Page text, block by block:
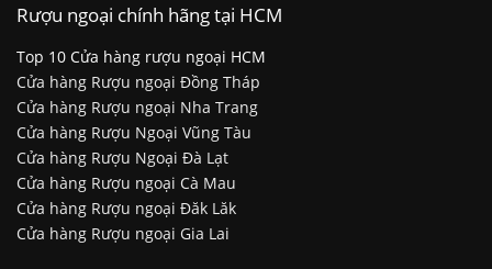
Rượu ngoại chính hãng tại HCM
Top 10 Cửa hàng rượu ngoại HCM
Cửa hàng Rượu ngoại Đồng Tháp
Cửa hàng Rượu ngoại Nha Trang
Cửa hàng Rượu Ngoại Vũng Tàu
Cửa hàng Rượu Ngoại Đà Lạt
Cửa hàng Rượu ngoại Cà Mau
Cửa hàng Rượu ngoại Đăk Lăk
Cửa hàng Rượu ngoại Gia Lai